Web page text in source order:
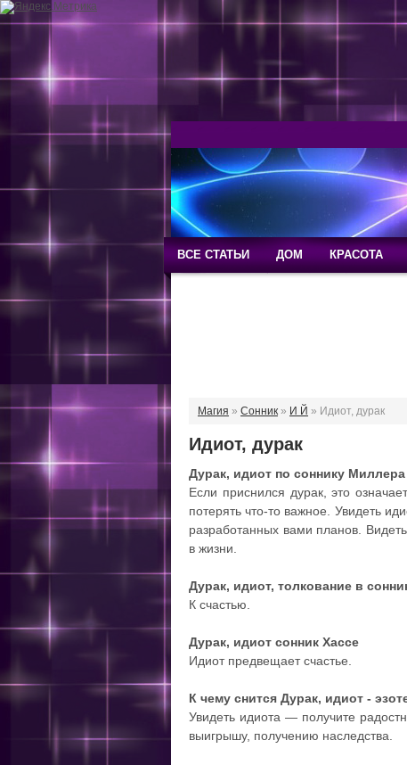
ВСЕ СТАТЬИ ДОМ КРАСОТА
Магия » Сонник » И Й » Идиот, дурак
Идиот, дурак
Дурак, идиот по соннику Миллера
Если приснился дурак, это
потерять что-то важное. Увидеть
разработанных вами планов.
в жизни.
Дурак, идиот, толкование в
К счастью.
Дурак, идиот cонник Хассе
Идиот предвещает счастье.
К чему снится Дурак, идиот -
Увидеть идиота — получите
выигрышу, получению наследства.